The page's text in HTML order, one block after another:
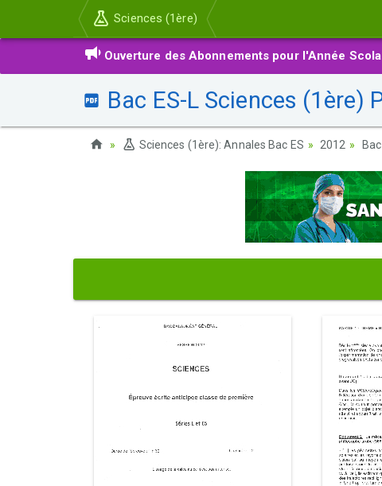
Sciences (1ère)
Ouverture des Abonnements pour l'Année
Bac ES-L Sciences (1ère)
Sciences (1ère): Annales Bac ES 2012